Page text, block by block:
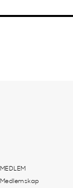
MEDLEM
Medlemskap